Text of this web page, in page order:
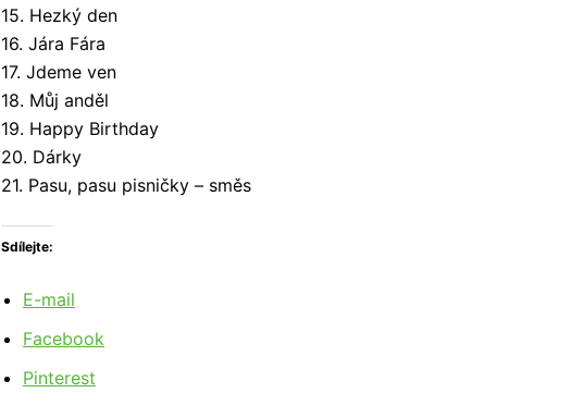
15. Hezký den
16. Jára Fára
17. Jdeme ven
18. Můj anděl
19. Happy Birthday
20. Dárky
21. Pasu, pasu pisničky – směs
Sdílejte:
E-mail
Facebook
Pinterest